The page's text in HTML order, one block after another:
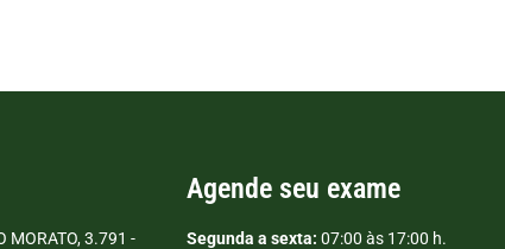
MORATO, 3.791 -
Agende seu exame
Segunda a sexta: 07:00 às 17:00 h.